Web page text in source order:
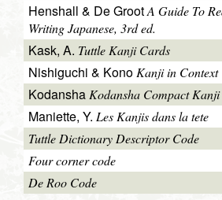
Henshall & De GrootA Guide To
Writing Japanese, 3rd ed.
Kask, A. Tuttle Kanji Cards
Nishiguchi & Kono Kanji in Context
Kodansha Kodansha Compact
Maniette, Y. Les Kanjis dans la tete
Tuttle Dictionary Descriptor Code
Four corner code
De Roo Code